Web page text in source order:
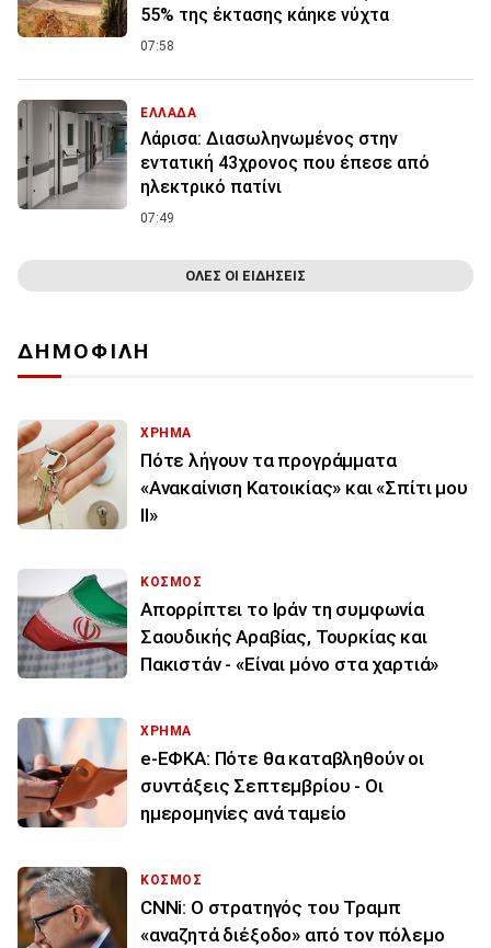
55% της έκτασης κάηκε νύχτα
07:58
ΕΛΛΑΔΑ
Λάρισα: Διασωληνωμένος στην
εντατική 43χρονος που έπεσε από
ηλεκτρικό πατίνι
07:49
ΟΛΕΣ ΟΙ ΕΙΔΗΣΕΙΣ
ΔΗΜΟΦΙΛΗ
ΧΡΗΜΑ
Πότε λήγουν τα προγράμματα
«Ανακαίνιση Κατοικίας» και «Σπίτι μου
ΙΙ»
ΚΟΣΜΟΣ
Απορρίπτει το Ιράν τη συμφωνία
Σαουδικής Αραβίας, Τουρκίας και
Πακιστάν - «Είναι μόνο στα χαρτιά»
ΧΡΗΜΑ
e-ΕΦΚΑ: Πότε θα καταβληθούν οι
συντάξεις Σεπτεμβρίου - Οι
ημερομηνίες ανά ταμείο
ΚΟΣΜΟΣ
CNNi: Ο στρατηγός του Τραμπ
«αναζητά διέξοδο» από τον πόλεμο